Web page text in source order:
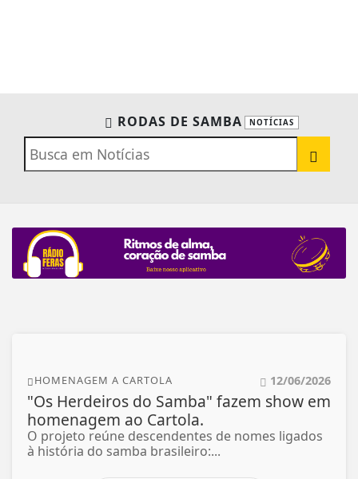
RODAS DE SAMBA NOTÍCIAS
HOMENAGEM A CARTOLA 12/06/2026
"Os Herdeiros do Samba" fazem show em
homenagem ao Cartola.
O projeto reúne descendentes de nomes ligados
à história do samba brasileiro:...